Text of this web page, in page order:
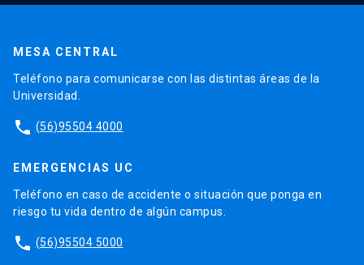
MESA CENTRAL
Teléfono para comunicarse con las distintas áreas de la
Universidad.
phone (56)95504 4000
EMERGENCIAS UC
Teléfono en caso de accidente o situación que ponga en
riesgo tu vida dentro de algún campus.
phone (56)95504 5000